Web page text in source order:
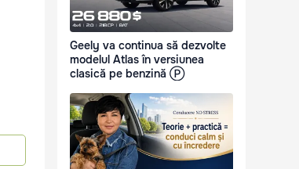
Geely va continua să dezvolte
modelul Atlas în versiunea
clasică pe benzină Ⓟ